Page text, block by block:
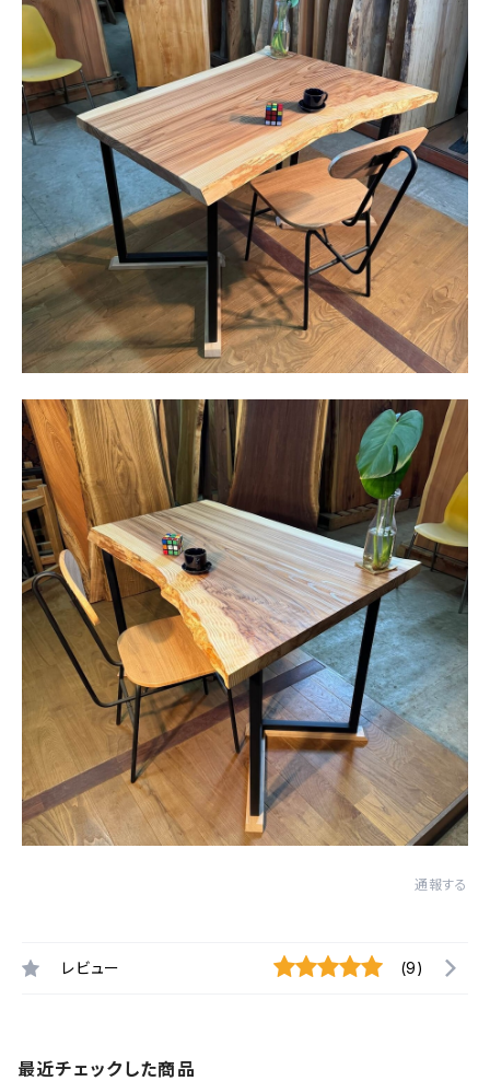
通報する
レビュー (9)
最近チェックした商品